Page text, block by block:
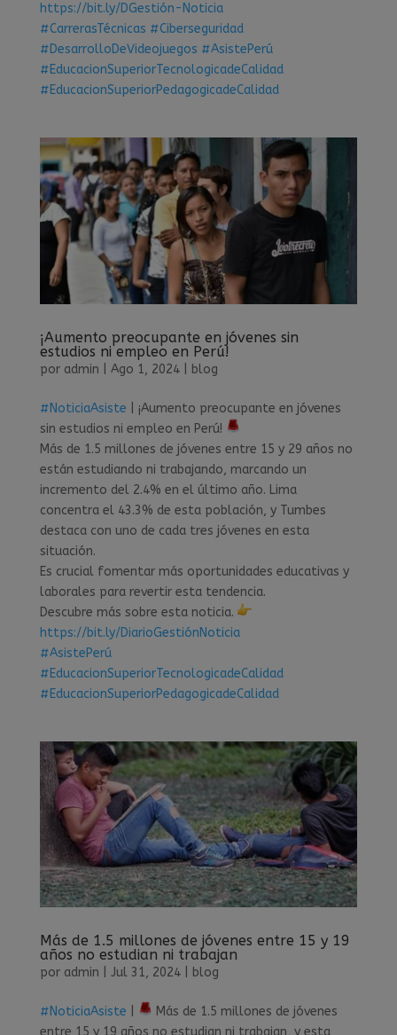
https://bit.ly/DGestión-Noticia
#CarrerasTécnicas #Ciberseguridad
#DesarrolloDeVideojuegos #AsistePerú
#EducacionSuperiorTecnologicadeCalidad
#EducacionSuperiorPedagogicadeCalidad
¡Aumento preocupante en jóvenes sin
estudios ni empleo en Perú!
por admin Ago 1, 2024| blog
#NoticiaAsiste | ¡Aumento preocupante en jóvenes
sin estudios ni empleo en Perú!
Más de 1.5 millones de jóvenes entre 15 y 29 años no
están estudiando ni trabajando, marcando un
incremento del 2.4% en el último año. Lima
concentra el 43.3% de esta población, y Tumbes
destaca con uno de cada tres jóvenes en esta
situación.
Es crucial fomentar más oportunidades educativas y
laborales para revertir esta tendencia.
Descubre más sobre esta noticia.
https://bit.ly/DiarioGestiónNoticia
#AsistePerú
#EducacionSuperiorTecnologicadeCalidad
#EducacionSuperiorPedagogicadeCalidad
Más de 1.5 millones de jóvenes entre 15 y 19
años no estudian ni trabajan
por admin Jul 31, 2024| blog
#NoticiaAsiste
Más de 1.5 millones de jóvenes